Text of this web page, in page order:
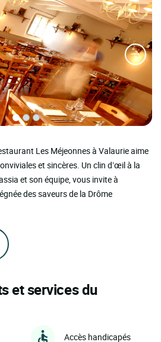
Les Méjeonnes à Valaurie aime
et sincères. Un clin d’œil à la
et son équipe, vous invite à
des saveurs de la Drôme
et services du
Accès handicapés